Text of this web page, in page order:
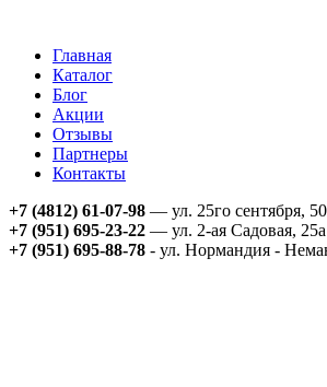
Главная
Каталог
Блог
Акции
Отзывы
Партнеры
Контакты
+7 (4812) 61-07-98 — ул. 25го сентября,
+7 (951) 695-23-22 — ул. 2-ая Садовая, 25а
+7 (951) 695-88-78 - ул. Нормандия -